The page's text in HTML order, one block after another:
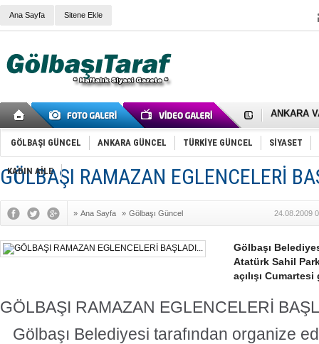
Ana Sayfa Sitene Ekle
Cemal
Samet
FAİZ
OLİMPİK
SÖZ
Mikail
Gölbaşı
GÖLBAŞI GÜNCEL ANKARA GÜNCEL TÜRKİYE GÜNCEL SİYASET
KADIN AİLE
GÖLBAŞI RAMAZAN EGLENCELERİ
» Ana Sayfa » Gölbaşı Güncel 24.08.2009
Gölbaşı
Atatürk Sahil
açılışı Cumartesi
GÖLBAŞI RAMAZAN EGLENCELERİ
Gölbaşı Belediyesi tarafından organize